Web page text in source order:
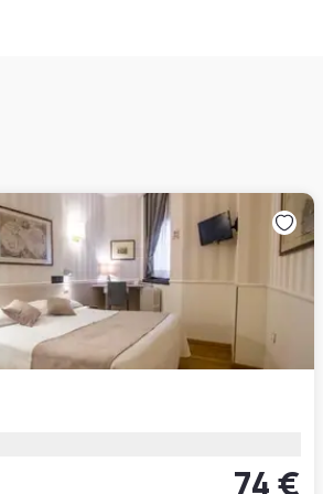
74 €